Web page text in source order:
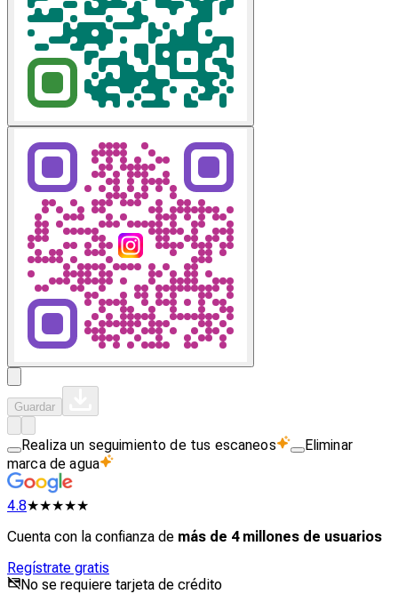
Guardar
Realiza un seguimiento de tus escaneos
Eliminar
marca de agua
4.8★★★★★
Cuenta con la confianza de más de 4 millones de usuarios
Regístrate gratis
No se requiere tarjeta de crédito